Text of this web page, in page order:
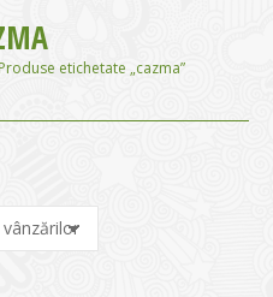
etichetate „cazma”